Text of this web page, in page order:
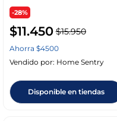
-28%
$11.450 $15.950
Ahorra $4500
Vendido por: Home Sentry
Disponible en tiendas